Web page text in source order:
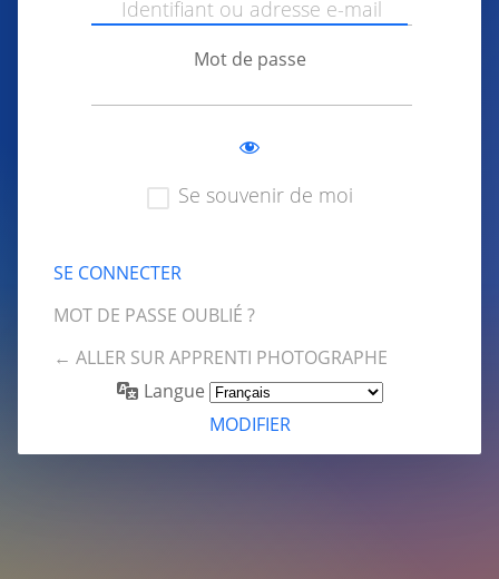
Mot de passe
Se souvenir de moi
MOT DE PASSE OUBLIÉ ?
← ALLER SUR APPRENTI PHOTOGRAPHE
Langue